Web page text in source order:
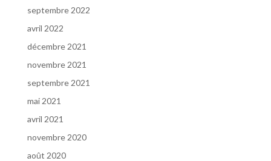
septembre 2022
avril 2022
décembre 2021
novembre 2021
septembre 2021
mai 2021
avril 2021
novembre 2020
août 2020